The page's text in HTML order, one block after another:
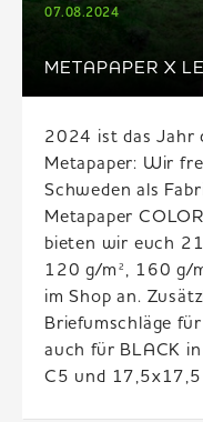
METAPAPER X
07.08.2024
2024 ist das Jahr
Metapaper: Wir
Schweden als
Metapaper
bieten wir euch
120 g/m², 160 g/
im Shop an.
Briefumschläge
auch für BLACK
C5 und 17,5x17,5